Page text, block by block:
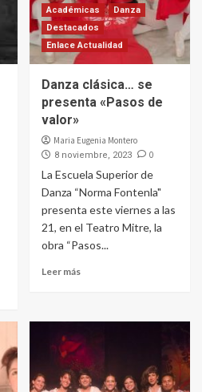
Académicas
Danza
Destacados
Enlace Actualidad
Danza clásica… se
presenta «Pasos de
valor»
Maria Eugenia Montero
8 noviembre, 2023 0
La Escuela Superior de
Danza “Norma Fontenla"
presenta este viernes a las
21, en el Teatro Mitre, la
obra “Pasos...
Leer más